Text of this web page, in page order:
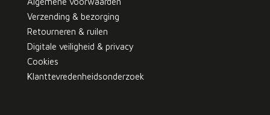
Verzending & bezorging
Retourneren & ruilen
Digitale veiligheid & privacy
Cookies
Klanttevredenheidsonderzoek